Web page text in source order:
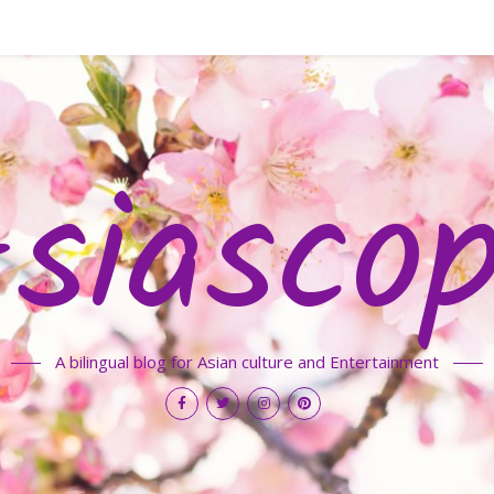
A bilingual blog for Asian culture and Entertainment